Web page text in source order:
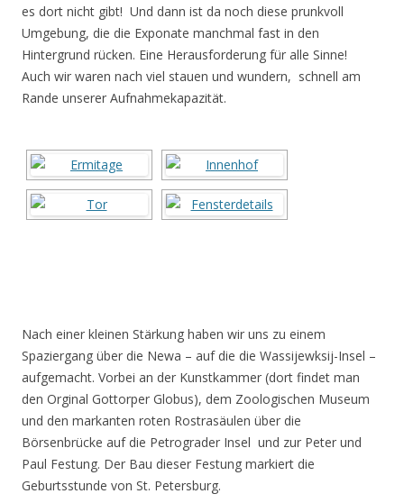
es dort nicht gibt! Und dann ist da noch diese prunkvoll
Umgebung, die die Exponate manchmal fast in den
Hintergrund rücken. Eine Herausforderung für alle Sinne!
Auch wir waren nach viel stauen und wundern, schnell am
Rande unserer Aufnahmekapazität.
Nach einer kleinen Stärkung haben wir uns zu einem
Spaziergang über die Newa – auf die die Wassijewksij-Insel –
aufgemacht. Vorbei an der Kunstkammer (dort findet man
den Orginal Gottorper Globus), dem Zoologischen Museum
und den markanten roten Rostrasäulen über die
Börsenbrücke auf die Petrograder Insel und zur Peter und
Paul Festung. Der Bau dieser Festung markiert die
Geburtsstunde von St. Petersburg.